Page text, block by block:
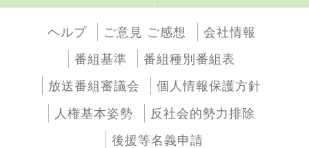
ヘルプ ご意見 ご感想
会社情報
番組基準
番組種別番組表
放送番組審議会
個人情報保護方針
人権基本姿勢
反社会的勢力排除
後援等名義申請